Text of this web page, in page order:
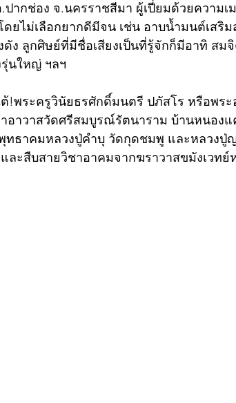
ากช่อง จ.นครราชสีมา ผู้เปี่ยมด้วยความเ
ยไม่เลือกยากดีมีจน เช่น อาบน้ำมนต์เสริ
ดัง ลูกศิษย์ที่มีชื่อเสียงเป็นที่รู้จักก็มีอาทิ สม
นใหญ่ ฯลฯ
!พระครูวินัยธรศักดิ์มนตรี ปภัสโร หรือพร
อาวาสวัดศรีสมบูรณ์รัตนาราม บ้านหนองแ
ทธาคมหลวงปู่คำบุ วัดกุดชมพู และหลวง
ะสืบสายวิชาอาคมจากฆราวาสขมังเวทย์